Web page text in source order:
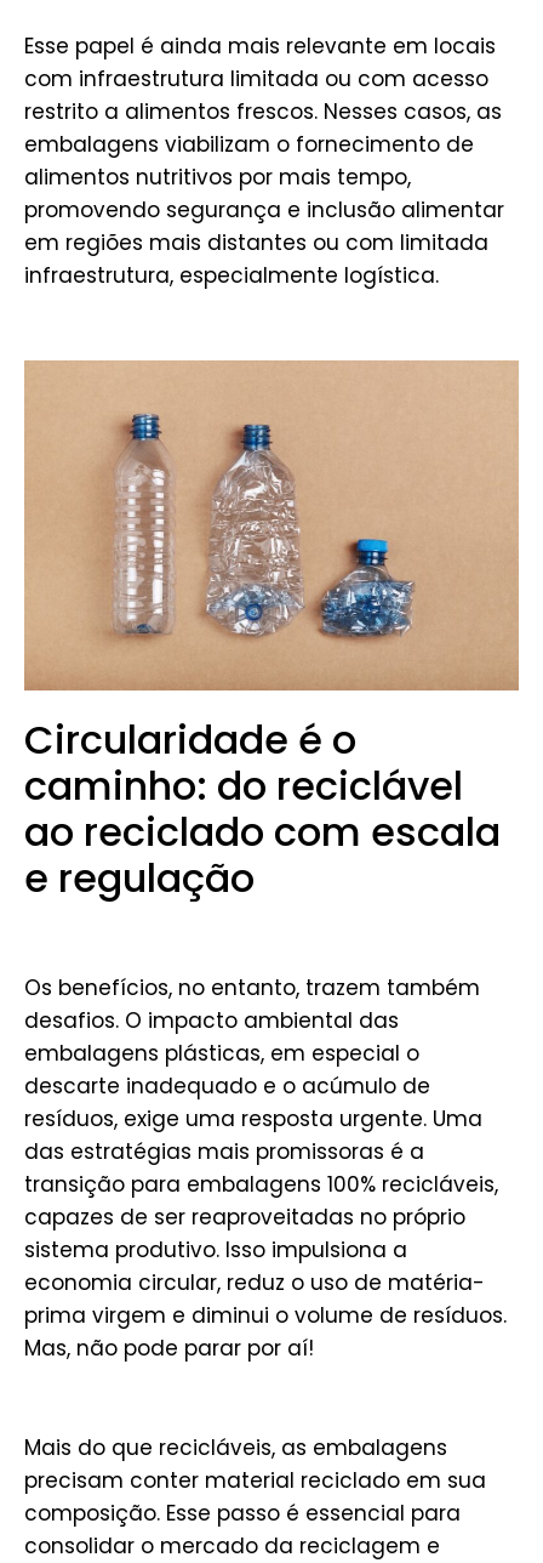
Esse papel é ainda mais relevante em locais
com infraestrutura limitada ou com acesso
restrito a alimentos frescos. Nesses casos, as
embalagens viabilizam o fornecimento de
alimentos nutritivos por mais tempo,
promovendo segurança e inclusão alimentar
em regiões mais distantes ou com limitada
infraestrutura, especialmente logística.
Circularidade é o
caminho: do reciclável
ao reciclado com escala
e regulação
Os benefícios, no entanto, trazem também
desafios. O impacto ambiental das
embalagens plásticas, em especial o
descarte inadequado e o acúmulo de
resíduos, exige uma resposta urgente. Uma
das estratégias mais promissoras é a
transição para embalagens 100% recicláveis,
capazes de ser reaproveitadas no próprio
sistema produtivo. Isso impulsiona a
economia circular, reduz o uso de matéria-
prima virgem e diminui o volume de resíduos.
Mas, não pode parar por aí!
Mais do que recicláveis, as embalagens
precisam conter material reciclado em sua
composição. Esse passo é essencial para
consolidar o mercado da reciclagem e